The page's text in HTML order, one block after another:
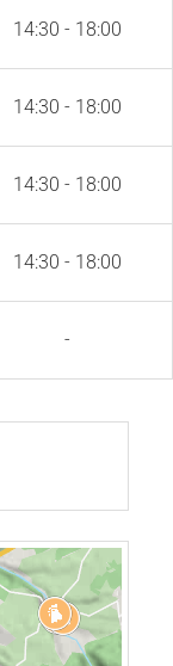
14:30 - 18:00
14:30 - 18:00
14:30 - 18:00
14:30 - 18:00
-